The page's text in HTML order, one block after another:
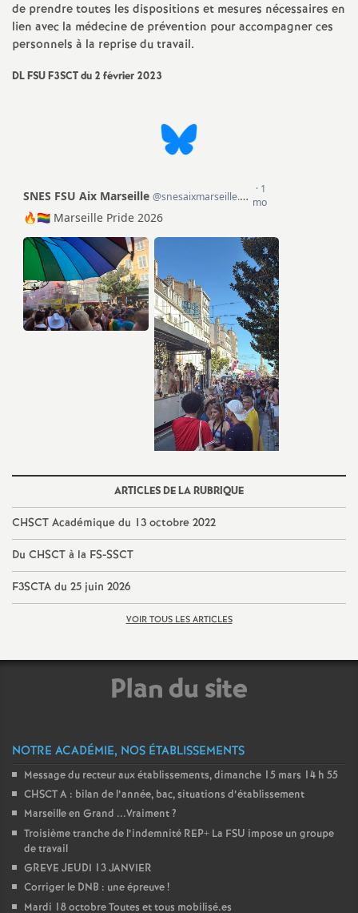
é
T
o
u
r
s
de prendre toutes les dispositions et mesures nécessaires en
lien avec la médecine de prévention pour accompagner ces
personnels à la reprise du travail.
DL FSU F3SCT du 2 février 2023
ARTICLES DE LA RUBRIQUE
CHSCT Académique du 13 octobre 2022
Du CHSCT à la FS-SSCT
F3SCTA du 25 juin 2026
VOIR TOUS LES ARTICLES
Plan du site
NOTRE ACADÉMIE, NOS ÉTABLISSEMENTS
Message du recteur aux établissements, dimanche 15 mars 14 h 55
CHSCT A : bilan de l’année, bac, situations d’établissement
Marseille en Grand ...Vraiment?
Troisième tranche de l’indemnité REP+ La FSU impose un groupe
de travail
GREVE JEUDI 13 JANVIER
Corriger le DNB : une épreuve!
Mardi 18 octobre Toutes et tous mobilisé.es